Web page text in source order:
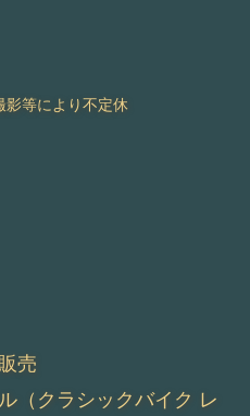
影等により不定休
売
（クラシックバイク レ